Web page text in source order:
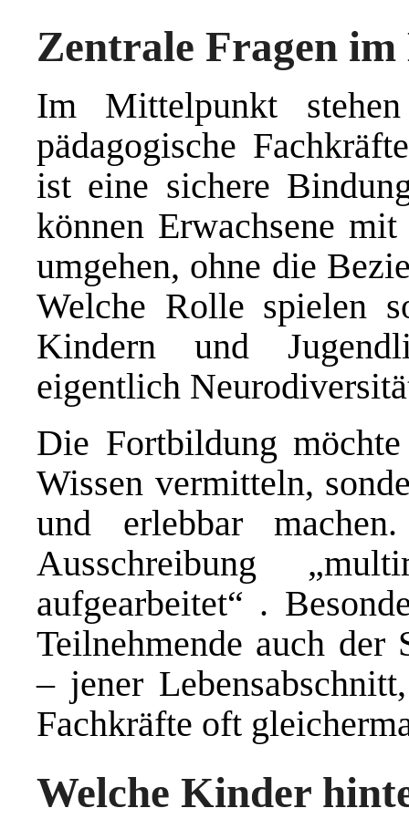
Zentrale Fragen
Im Mittelpunkt
pädagogische
ist eine sichere
können Erwachsene
umgehen, ohne die
Welche Rolle spielen
Kindern und
eigentlich
Die Fortbildung
Wissen vermitteln,
und erlebbar
Ausschreibung
aufgearbeitet“ .
Teilnehmende auch der
– jener
Fachkräfte oft
Welche Kinder